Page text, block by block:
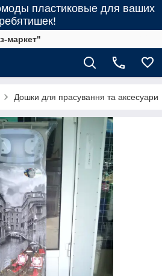
пластиковые для ваших
ребятишек!
маркет"
Дошки для прасування та аксесуари